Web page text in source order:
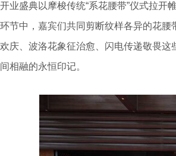
开业盛典以摩梭传统“系花腰带”仪式拉
环节中，嘉宾们共同剪断纹样各异的花
欢庆、波洛花象征治愈、闪电传递敬畏
间相融的永恒印记。